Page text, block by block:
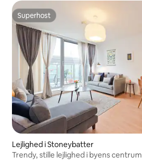
Superhost
Superhost
Lejlighed i Stoneybatter
Trendy, stille lejlighed i byens centrum